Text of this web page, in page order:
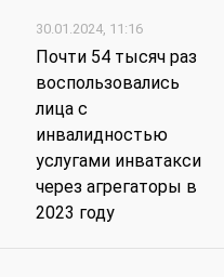
30.01.2024, 11:16
Почти 54 тысяч раз
воспользовались
лица с
инвалидностью
услугами инватакси
через агрегаторы в
2023 году